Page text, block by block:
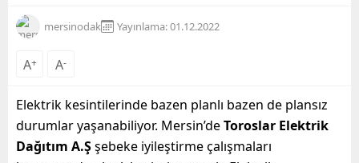
mersinodak Yayınlama: 01.12.2022
A+ A-
Elektrik kesintilerinde bazen planlı bazen de plansız
durumlar yaşanabiliyor. Mersin’deToroslar Elektrik
Dağıtım A.Şşebeke iyileştirme çalışmaları